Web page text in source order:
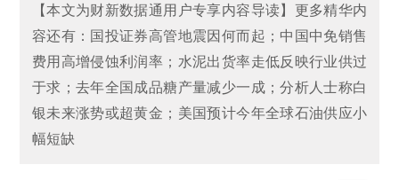
【本文为财新数据通用户专享内容导读】更多精华内
容还有：国投证券高管地震因何而起；中国中免销售
费用高增侵蚀利润率；水泥出货率走低反映行业供过
于求；去年全国成品糖产量减少一成；分析人士称白
银未来涨势或超黄金；美国预计今年全球石油供应小
幅短缺